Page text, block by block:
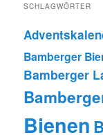
SCHLAGWÖRTER
Bamberger
Bamberger
Bienen